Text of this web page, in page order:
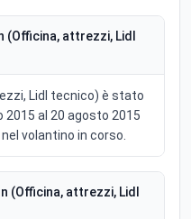
attrezzi, Lidl
Lidl tecnico) è stato
al 20 agosto 2015
volantino in corso.
(Officina, attrezzi, Lidl